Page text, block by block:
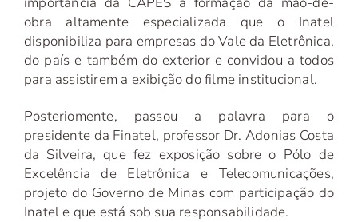
obra altamente especializada que o Inatel
disponibiliza para empresas do Vale da Eletrônica,
do país e também do exterior e convidou a todos
para assistirem a exibição do filme institucional.
Posteriomente, passou a palavra para o
presidente da Finatel, professor Dr. Adonias Costa
da Silveira, que fez exposição sobre o Pólo de
Excelência de Eletrônica e Telecomunicações,
projeto do Governo de Minas com participação do
Inatel e que está sob sua responsabilidade.